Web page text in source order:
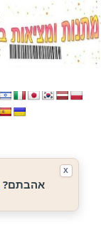
אהבתם?
X